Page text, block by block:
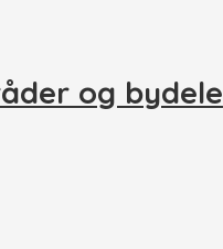
og bydele